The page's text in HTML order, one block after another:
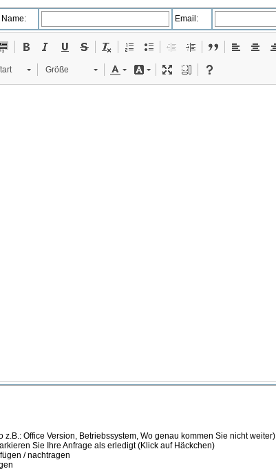
Name: Email:
Größe
Office Version, Betriebssystem, Wo genau kommen Sie nicht weiter)
Sie Ihre Anfrage als erledigt (Klick auf Häckchen)
/ nachtragen